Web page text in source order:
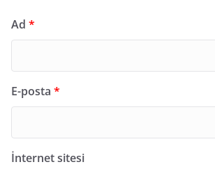
Ad *
E-posta *
İnternet sitesi